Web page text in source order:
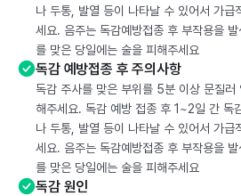
나 두통, 발열 등이 나타날 수 있어서 가급
세요. 음주는 독감예방접종 후 부작용을
를 맞은 당일에는 술을 피해주세요
독감 예방접종 후 주의사항
독감 주사를 맞은 부위를 5분 이상 문질러
해주세요. 독감 예방 접종 후 1~2일 간 독
나 두통, 발열 등이 나타날 수 있어서 가급
세요. 음주는 독감예방접종 후 부작용을
를 맞은 당일에는 술을 피해주세요
독감 원인